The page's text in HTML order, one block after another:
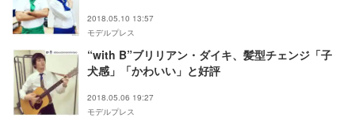
2018.05.10 13:57
モデルプレス
“with B”ブリリアン・ダイキ、髪型チェンジ「子
犬感」「かわいい」と好評
2018.05.06 19:27
モデルプレス